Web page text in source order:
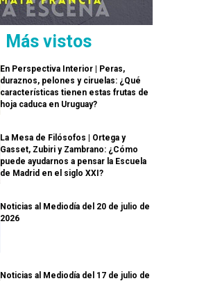
Más vistos
En Perspectiva Interior | Peras,
duraznos, pelones y ciruelas: ¿Qué
características tienen estas frutas de
hoja caduca en Uruguay?
La Mesa de Filósofos | Ortega y
Gasset, Zubiri y Zambrano: ¿Cómo
puede ayudarnos a pensar la Escuela
de Madrid en el siglo XXI?
Noticias al Mediodía del 20 de julio de
2026
Noticias al Mediodía del 17 de julio de